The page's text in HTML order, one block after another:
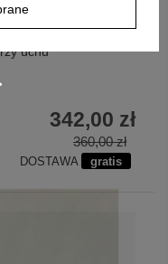
uchu
360,00 zł
342,00 zł
DOSTAWA gratis